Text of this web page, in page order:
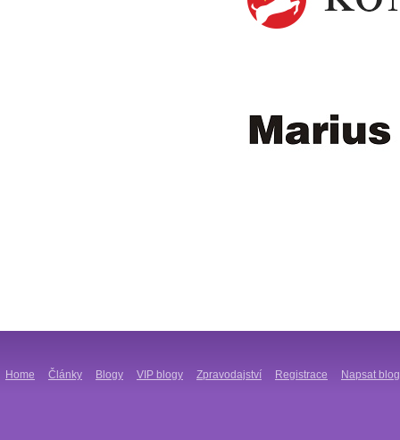
Home Články Blogy VIP blogy Zpravodajství Registrace Napsat blog